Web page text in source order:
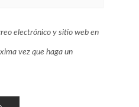
electrónico y sitio web en
vez que haga un